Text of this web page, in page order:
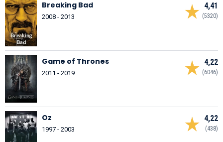
4,41
(5320)
Breaking Bad
2008 - 2013
4,22
(6046)
Game of Thrones
2011 - 2019
4,22
(438)
Oz
1997 - 2003